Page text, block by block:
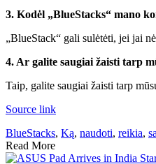
3. Kodėl „BlueStacks“ mano
„BlueStack“ gali sulėtėti, jei jai
4. Ar galite saugiai žaisti tarp
Taip, galite saugiai žaisti tarp
Source link
BlueStacks, Ką, naudoti, reikia,
Read More